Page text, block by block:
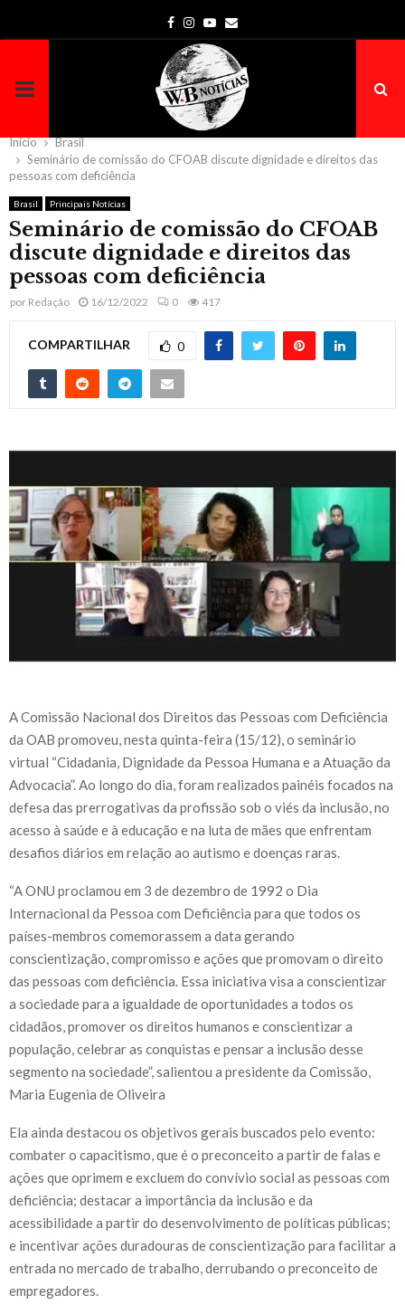
Facebook
Instagram
Youtube
Email
PRIMARY
MENU
Início
Brasil
Seminário de comissão do CFOAB discute dignidade e direitos das
pessoas com deficiência
Brasil Principais Notícias
Seminário de comissão do CFOAB
discute dignidade e direitos das
pessoas com deficiência
por Redação 16/12/2022 0 417
COMPARTILHAR 0
A Comissão Nacional dos Direitos das Pessoas com Deficiência
da OAB promoveu, nesta quinta-feira (15/12), o seminário
virtual “Cidadania, Dignidade da Pessoa Humana e a Atuação da
Advocacia”. Ao longo do dia, foram realizados painéis focados na
defesa das prerrogativas da profissão sob o viés da inclusão, no
acesso à saúde e à educação e na luta de mães que enfrentam
desafios diários em relação ao autismo e doenças raras.
“A ONU proclamou em 3 de dezembro de 1992 o Dia
Internacional da Pessoa com Deficiência para que todos os
países-membros comemorassem a data gerando
conscientização, compromisso e ações que promovam o direito
das pessoas com deficiência. Essa iniciativa visa a conscientizar
a sociedade para a igualdade de oportunidades a todos os
cidadãos, promover os direitos humanos e conscientizar a
população, celebrar as conquistas e pensar a inclusão desse
segmento na sociedade”, salientou a presidente da Comissão,
Maria Eugenia de Oliveira
Ela ainda destacou os objetivos gerais buscados pelo evento:
combater o capacitismo, que é o preconceito a partir de falas e
ações que oprimem e excluem do convívio social as pessoas com
deficiência; destacar a importância da inclusão e da
acessibilidade a partir do desenvolvimento de políticas públicas;
e incentivar ações duradouras de conscientização para facilitar a
entrada no mercado de trabalho, derrubando o preconceito de
empregadores.